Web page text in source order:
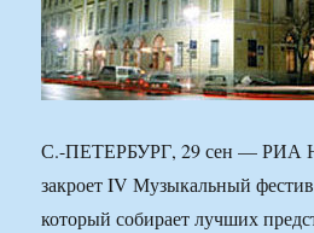
С.-ПЕТЕРБУРГ, 29 сен — РИА
закроет IV Музыкальный
который собирает лучших